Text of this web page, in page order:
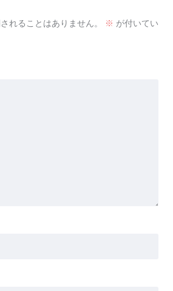
れることはありません。 ※ が付いてい